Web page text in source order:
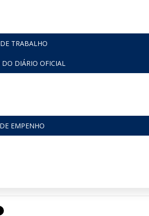
TRABALHO
DO DIÁRIO OFICIAL
EMPENHO